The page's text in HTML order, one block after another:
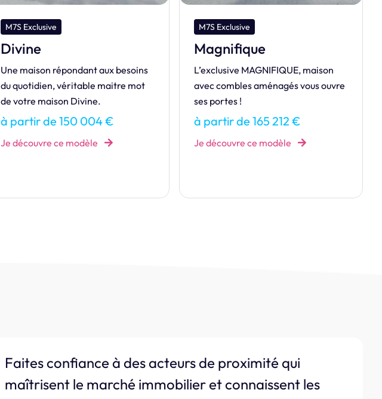
M7S Exclusive
Magnifique
L’exclusive MAGNIFIQUE, maison
avec combles aménagés vous ouvre
ses portes !
à partir de 165 212 €
Je découvre ce modèle
M7S Exclusive
Remarquable
Venez découvrir l’innovante maison
REMARQUABLE !
à partir de 160 328 €
Je découvre ce modèle
Faites confiance à des acteurs de proximité qui
maîtrisent le marché immobilier et connaissent les